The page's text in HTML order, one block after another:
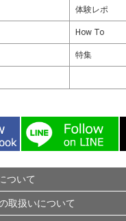
体験レポ
How To
特集
ついて
取扱いについて